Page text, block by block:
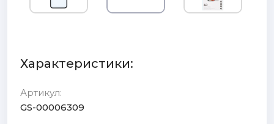
Характеристики:
Артикул:
GS-00006309